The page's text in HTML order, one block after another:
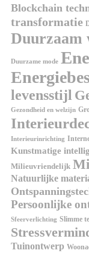
Blockchain
transformatie
Duurzaam
Duurzame mode
levensstijl
Gezondheid en welzijn
Interieurinrichting
Kunstmatige
Milieuvriendelijk
Natuurlijke
Persoonlijke
Sfeerverlichting Slimme
Tuinontwerp